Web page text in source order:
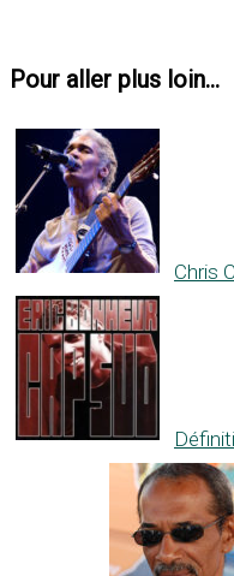
Pour aller plus loin...
Chris